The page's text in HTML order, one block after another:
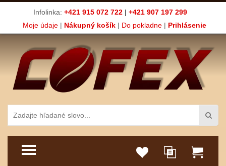
Infolinka: +421 915 072 722 | +421 907 197 299
Moje údaje| Nákupný košík| Do pokladne| Prihlásenie
TOGGLE MENU